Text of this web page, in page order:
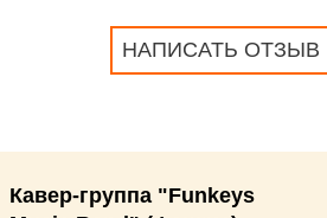
НАПИСАТЬ ОТЗЫВ
Кавер-группа "Funkeys